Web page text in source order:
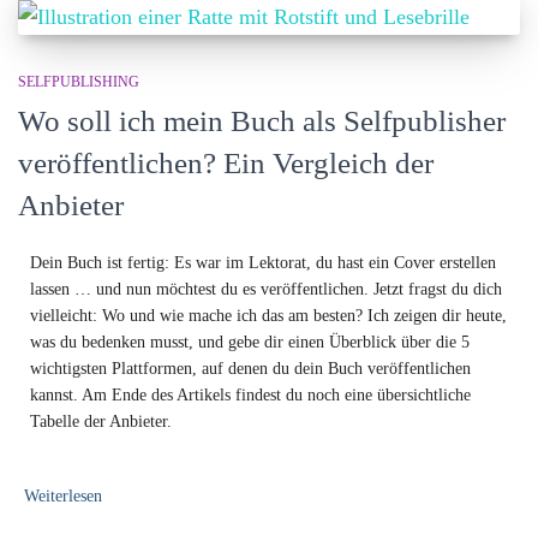
SELFPUBLISHING
Wo soll ich mein Buch als Selfpublisher
veröffentlichen? Ein Vergleich der
Anbieter
Dein Buch ist fertig: Es war im Lektorat, du hast ein Cover erstellen
lassen … und nun möchtest du es veröffentlichen. Jetzt fragst du dich
vielleicht: Wo und wie mache ich das am besten? Ich zeigen dir heute,
was du bedenken musst, und gebe dir einen Überblick über die 5
wichtigsten Plattformen, auf denen du dein Buch veröffentlichen
kannst. Am Ende des Artikels findest du noch eine übersichtliche
Tabelle der Anbieter.
Weiterlesen